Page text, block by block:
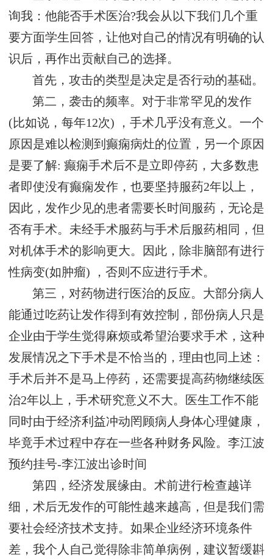
询我：他能否手术医治?我会从以下我们几个重
要方面学生回答，让他对自己的情况有明确的认
识后，再作出贡献自己的选择。
首先，攻击的类型是决定是否行动的基础。
第二，袭击的频率。对于非常罕见的发作
(比如说，每年12次) ，手术几乎没有意义。一个
原因是难以检测到癫痫病灶的位置，另一个原因
是要了解: 癫痫手术后不是立即停药，大多数患
者即使没有癫痫发作，也要坚持服药2年以上，
因此，发作少见的患者需要长时间服药，无论是
否有手术。未经手术服药与手术后服药相同，但
对机体手术的影响更大。因此，除非脑部有进行
性病变(如肿瘤) ，否则不应进行手术。
第三，对药物进行医治的反应。大部分病人
能通过吃药让发作得到有效控制，部份病人只是
企业由于学生觉得麻烦或希望治要求手术，这种
发展情况之下手术是不恰当的，理由也同上述：
手术后并不是马上停药，还需要提高药物继续医
治2年以上，手术研究意义不大。医生工作不能
同时由于经济利益冲动罔顾病人身体心理健康，
毕竟手术过程中存在一些各种财务风险。 李江波
预约挂号-李江波出诊时间
第四，经济发展缘由。术前进行检查越详
细，术后无发作的可能性越来越高，但是我们需
要社会经济技术支持。如果企业经济环境条件
差，我个人自己觉得除非简单病例，建议暂缓斟